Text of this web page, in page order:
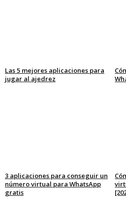
Las 5 mejores aplicaciones para
jugar al ajedrez
3 aplicaciones para conseguir un
número virtual para WhatsApp
gratis